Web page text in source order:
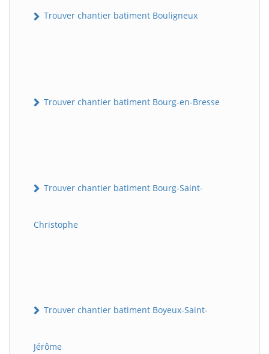
Trouver chantier batiment Bouligneux
Trouver chantier batiment Bourg-en-Bresse
Trouver chantier batiment Bourg-Saint-
Christophe
Trouver chantier batiment Boyeux-Saint-
Jérôme